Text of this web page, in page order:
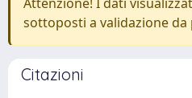
sottoposti a validazione
Citazioni